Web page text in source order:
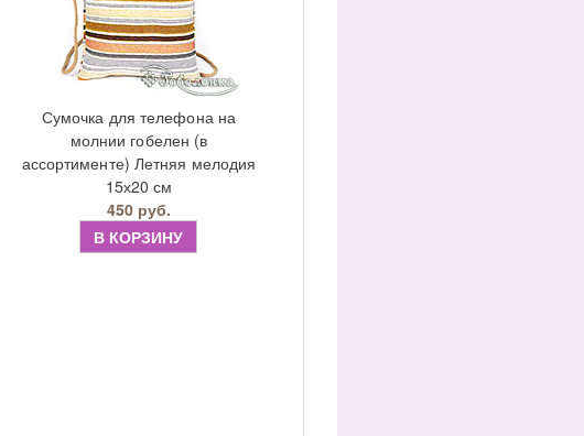
Сумочка для телефона на
молнии гобелен (в
ассортименте) Летняя мелодия
15х20 см
450 руб.
В КОРЗИНУ